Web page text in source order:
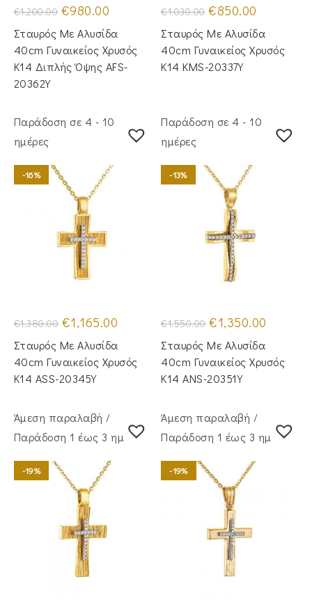
€1,200.00 Original
price
was:
€1,200.00.
€980.00
τιμή
είναι:
€980.00.
Σταυρός Mε Aλυσίδα
40cm Γυναικείος Χρυσός
Κ14 Διπλής Όψης AFS-
20362Y
€1,030.00 Original
price
was:
€1,030.00.
€850.00
τιμή
είναι:
€850.00.
Σταυρός Με Αλυσίδα
40cm Γυναικείος Χρυσός
Κ14 KMS-20337Y
Παράδοση σε 4 - 10
ημέρες
-16%
€1,380.00 Original
price
was:
€1,380.00.
€1,165.00
είναι:
€1,165.00.
Σταυρός Mε Aλυσίδα
40cm Γυναικείος Χρυσός
Κ14 ASS-20345Y
Παράδοση σε 4 - 10
ημέρες
-13%
€1,550.00 Original
price
was:
€1,550.00.
€1,350.00
€1,350.00.
Σταυρός Με Αλυσίδα
40cm Γυναικείος Χρυσός
Κ14 ANS-20351Y
Άμεση παραλαβή /
Παράδoση 1 έως 3 ημέρες
-19%
Άμεση παραλαβή /
Παράδoση 1 έως 3 ημέρες
-19%